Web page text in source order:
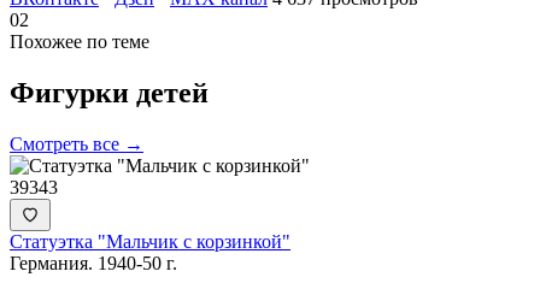
02
Похожее по теме
Фигурки детей
Смотреть все →
39343
Статуэтка "Мальчик с корзинкой"
Германия. 1940-50 г.